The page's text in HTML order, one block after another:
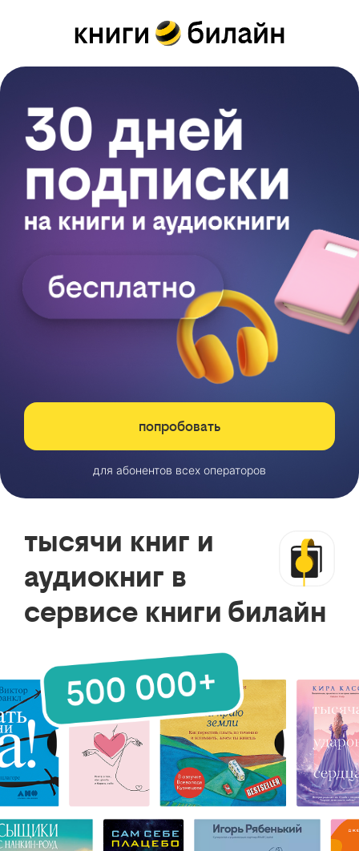
попробовать
для абонентов всех операторов
тысячи книг и
аудиокниг в
сервисе книги билайн